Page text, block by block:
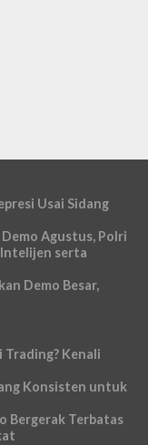
Usai Sidang
Agustus, Polri
serta
Demo Besar,
Trading? Kenali
Konsisten untuk
Bergerak Terbatas